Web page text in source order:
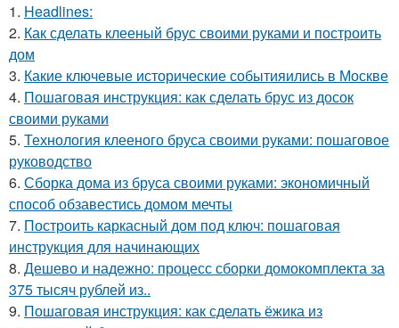
1. Headlines:
2. Как сделать клееный брус своими руками и построить
дом
3. Какие ключевые исторические событияились в Москве
4. Пошаговая инструкция: как сделать брус из досок
своими руками
5. Технология клееного бруса своими руками: пошаговое
руководство
6. Сборка дома из бруса своими руками: экономичный
способ обзавестись домом мечты
7. Построить каркасный дом под ключ: пошаговая
инструкция для начинающих
8. Дешево и надежно: процесс сборки домокомплекта за
375 тысяч рублей из..
9. Пошаговая инструкция: как сделать ёжика из